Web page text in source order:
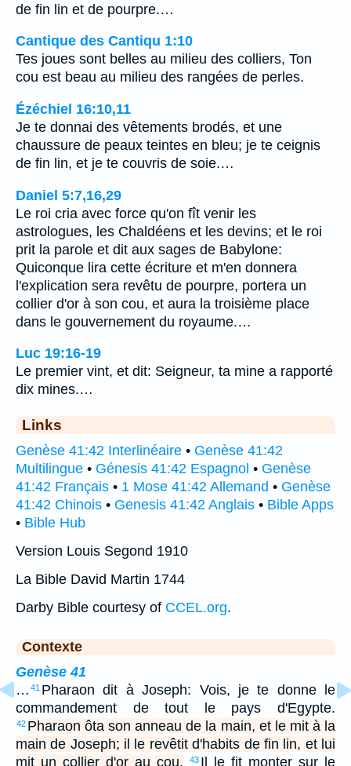
de fin lin et de pourpre.…
Cantique des Cantiqu 1:10
Tes joues sont belles au milieu des colliers, Ton
cou est beau au milieu des rangées de perles.
Ézéchiel 16:10,11
Je te donnai des vêtements brodés, et une
chaussure de peaux teintes en bleu; je te ceignis
de fin lin, et je te couvris de soie.…
Daniel 5:7,16,29
Le roi cria avec force qu'on fît venir les
astrologues, les Chaldéens et les devins; et le roi
prit la parole et dit aux sages de Babylone:
Quiconque lira cette écriture et m'en donnera
l'explication sera revêtu de pourpre, portera un
collier d'or à son cou, et aura la troisième place
dans le gouvernement du royaume.…
Luc 19:16-19
Le premier vint, et dit: Seigneur, ta mine a rapporté
dix mines.…
Links
Genèse 41:42 Interlinéaire • Genèse 41:42
Multilingue • Génesis 41:42 Espagnol • Genèse
41:42 Français • 1 Mose 41:42 Allemand • Genèse
41:42 Chinois • Genesis 41:42 Anglais • Bible Apps
• Bible Hub
Version Louis Segond 1910
La Bible David Martin 1744
Darby Bible courtesy of CCEL.org.
Contexte
Genèse 41
… 41 Pharaon dit à Joseph: Vois, je te donne le
commandement de tout le pays d'Egypte.
42 Pharaon ôta son anneau de la main, et le mit à la
main de Joseph; il le revêtit d'habits de fin lin, et lui
mit un collier d'or au cou.
43 Il le fit monter sur le